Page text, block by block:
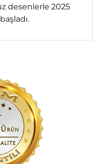
desenlerle 2025